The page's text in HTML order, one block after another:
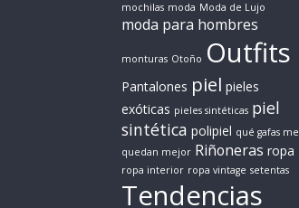
mochilas moda Moda de Lujo
moda para hombres
monturas Otoño Outfits
Pantalones piel pieles
exóticas pieles sintéticas piel
sintética polipiel qué gafas me
quedan mejor Riñoneras ropa
ropa interior ropa vintage setentas
Tendencias